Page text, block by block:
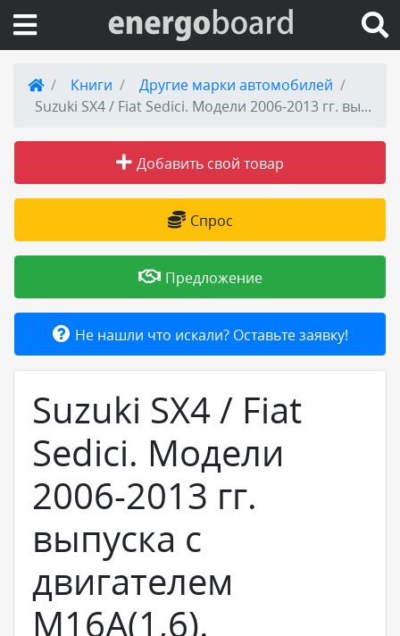
Вход на сайт
Публикации
Товары и услуги
Добавить товар или услугу
Книги
Другие марки автомобилей
Suzuki SX4 / Fiat Sedici. Модели 2006-2013 гг. выпуска с двигателем M16A(1,6). Руководство по ремонту и техническому обслуживанию
Добавить свой товар
Спрос
Предложение
Не нашли что искали? Оставьте заявку!
Suzuki SX4 / Fiat
Sedici. Модели
2006-2013 гг.
выпуска с
двигателем
M16A(1,6).